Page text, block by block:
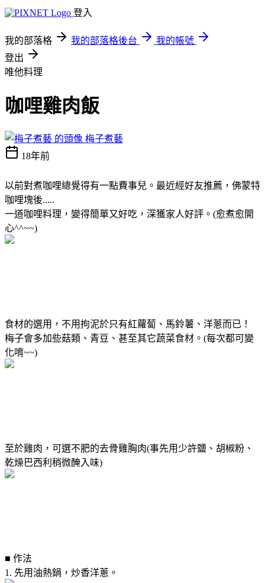
登入
我的部落格 我的部落格後台
我的帳號
登出
唯他料理
咖哩雞肉飯
梅子煮藝
18年前
以前對煮咖哩總覺得有一點費事兒。最近經好友推薦，佛蒙特
咖哩塊後.....
一道咖哩料理，變得簡單又好吃，深獲家人好評。(愈煮愈開
心^^~~)
食材的選用，不用拘泥於只有紅蘿蔔、馬鈴薯、洋蔥而已！
梅子會多加些菇類、青豆、甚至其它蔬菜食材。(每次都可變
化唷~~)
至於雞肉，可選不肥的去骨雞胸肉(事先用少許鹽、胡椒粉、
乾燥巴西利稍微醃入味)
■ 作法
1. 先用油熱鍋，炒香洋蔥。